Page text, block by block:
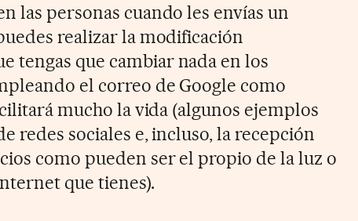
las personas cuando les envías un
realizar la modificación
tengas que cambiar nada en los
el correo de Google como
mucho la vida (algunos ejemplos
redes sociales e, incluso, la recepción
como pueden ser el propio de la luz o
que tienes).